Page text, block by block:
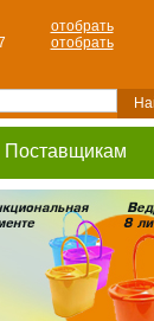
отобрать
отобрать
Поставщикам